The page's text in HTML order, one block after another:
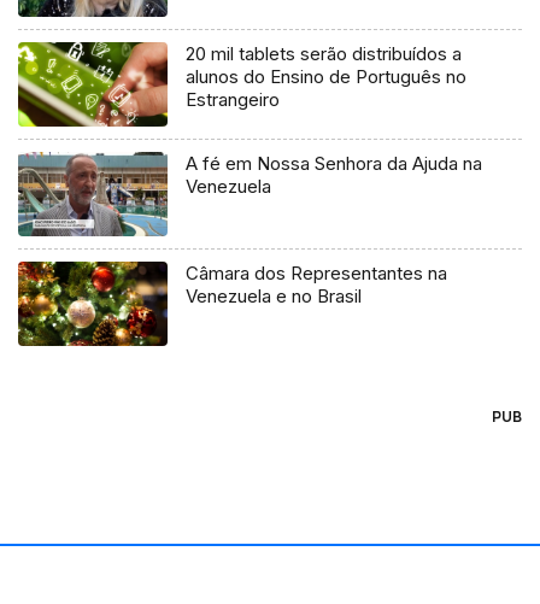
20 mil tablets serão distribuídos a
alunos do Ensino de Português no
Estrangeiro
A fé em Nossa Senhora da Ajuda na
Venezuela
Câmara dos Representantes na
Venezuela e no Brasil
PUB